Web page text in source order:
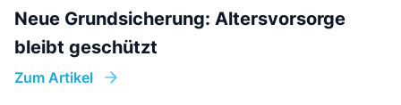
Neue Grundsicherung: Altersvorsorge
bleibt geschützt
Zum Artikel